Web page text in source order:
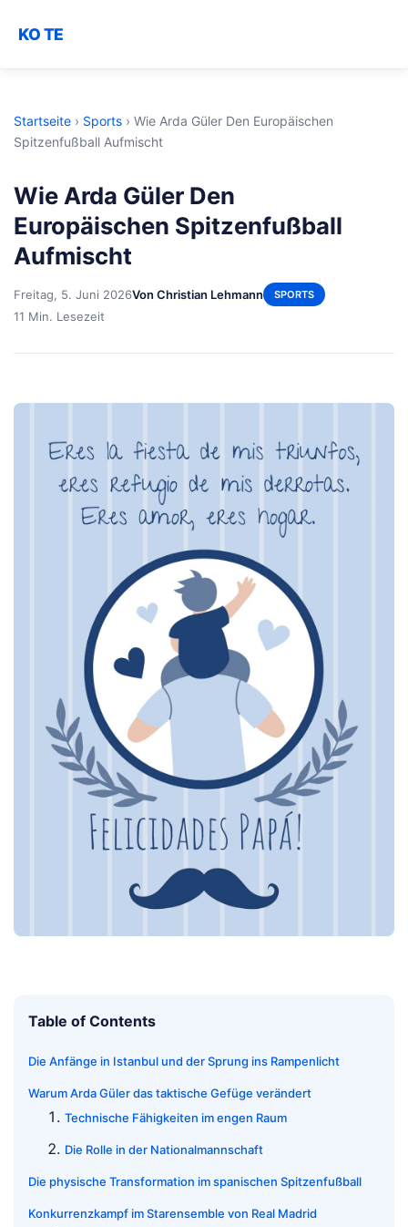
KO TE
Startseite › Sports › Wie Arda Güler Den Europäischen
Spitzenfußball Aufmischt
Wie Arda Güler Den
Europäischen Spitzenfußball
Aufmischt
Freitag, 5. Juni 2026Von Christian Lehmann SPORTS
11 Min. Lesezeit
Table of Contents
Die Anfänge in Istanbul und der Sprung ins Rampenlicht
Warum Arda Güler das taktische Gefüge verändert
Technische Fähigkeiten im engen Raum
Die Rolle in der Nationalmannschaft
Die physische Transformation im spanischen Spitzenfußball
Konkurrenzkampf im Starensemble von Real Madrid